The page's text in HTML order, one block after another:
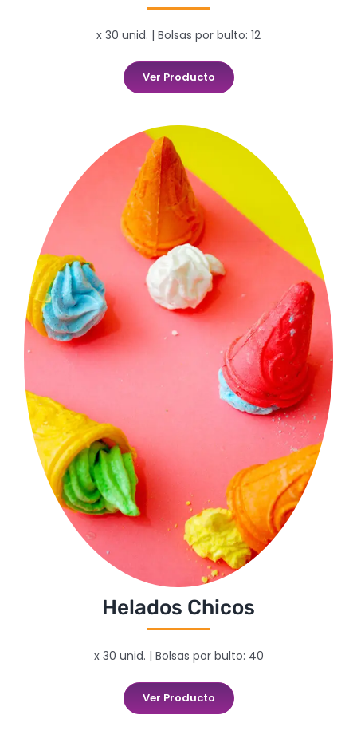
x 30 unid. | Bolsas por bulto: 12
Ver Producto
Helados Chicos
x 30 unid. | Bolsas por bulto: 40
Ver Producto